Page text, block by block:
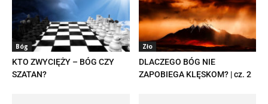
Bóg
KTO ZWYCIĘŻY – BÓG CZY
SZATAN?
Zło
DLACZEGO BÓG NIE
ZAPOBIEGA KLĘSKOM? | cz. 2